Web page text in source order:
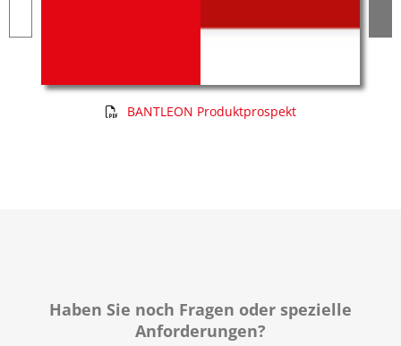
BANTLEON Produktprospekt
Haben Sie noch Fragen oder spezielle
Anforderungen?